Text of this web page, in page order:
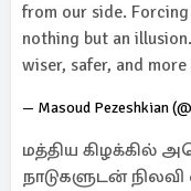
from our side.
nothing but an
wiser, safer, and
— Masoud Pezeshkian
மத்திய கிழக்கில்
நாடுகளுடன்